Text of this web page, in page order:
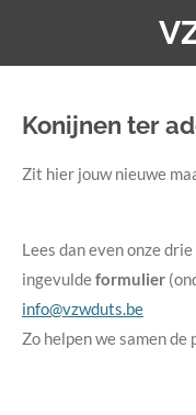
de
hoofdinhoud
Konijnen ter
Zit hier jouw nieuwe
Lees dan even onze
ingevuldeformulier
info@vzwduts.be
Zo helpen we samen